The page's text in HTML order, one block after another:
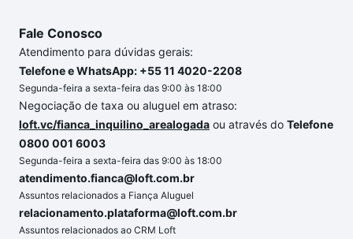
Fale Conosco
Atendimento para dúvidas gerais:
Telefone e WhatsApp: +55 11 4020-2208
Segunda-feira a sexta-feira das 9:00 às 18:00
Negociação de taxa ou aluguel em atraso:
loft.vc/fianca_inquilino_arealogada ou através do Telefone
0800 001 6003
Segunda-feira a sexta-feira das 9:00 às 18:00
atendimento.fianca@loft.com.br
Assuntos relacionados a Fiança Aluguel
relacionamento.plataforma@loft.com.br
Assuntos relacionados ao CRM Loft